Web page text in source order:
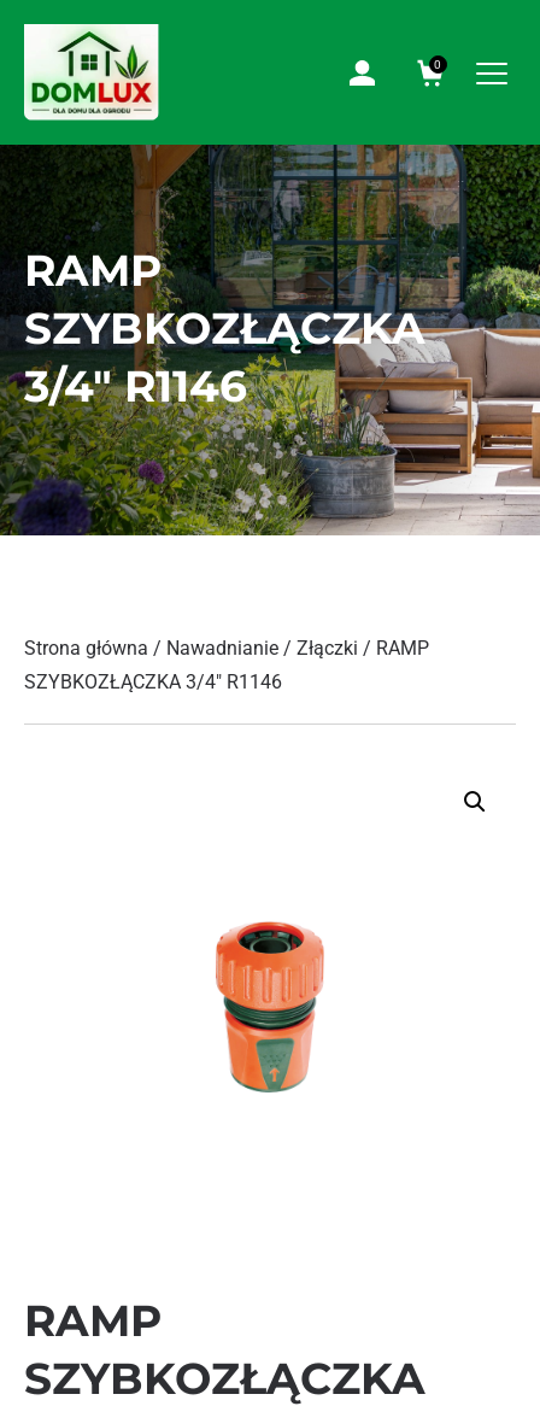
0
RAMP
SZYBKOZŁĄCZKA
3/4″ R1146
Strona główna / Nawadnianie / Złączki / RAMP
SZYBKOZŁĄCZKA 3/4″ R1146
RAMP
SZYBKOZŁĄCZKA